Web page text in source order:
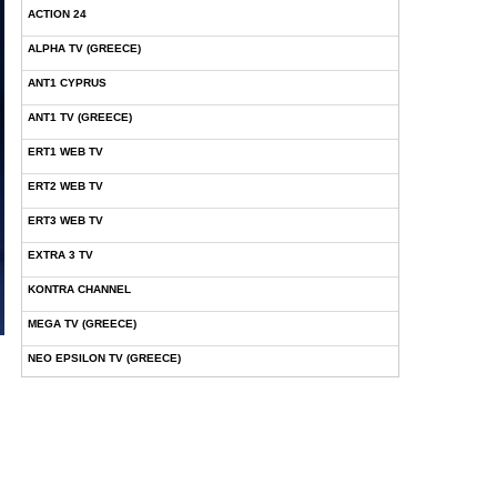
ACTION 24
ALPHA TV (GREECE)
ANT1 CYPRUS
ANT1 TV (GREECE)
ERT1 WEB TV
ERT2 WEB TV
ERT3 WEB TV
EXTRA 3 TV
KONTRA CHANNEL
MEGA TV (GREECE)
NEO EPSILON TV (GREECE)